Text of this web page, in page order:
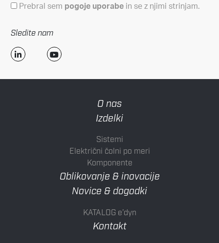
Pogoji uporabe
Prebral sem pogoje uporabe in se z njimi strinjam.
Sledite nam
O nas
Izdelki
Sistemi
Električni čolni po meri
Komponente
Oblikovanje & inovacije
Novice & dogodki
KATALOG e’dyn
Kontakt